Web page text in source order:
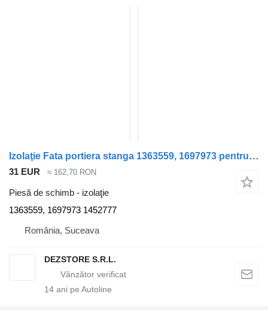
Izolaţie Fata portiera stanga 1363559, 1697973 pentru cap tractor DAF CF85
31 EUR ≈ 162,70 RON
Piesă de schimb - izolaţie
1363559, 1697973 1452777
România, Suceava
DEZSTORE S.R.L.
14 ani pe Autoline